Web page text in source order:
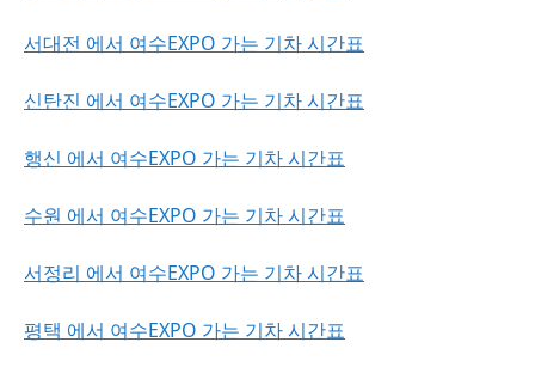
서대전 에서 여수EXPO 가는 기차 시간표
신탄진 에서 여수EXPO 가는 기차 시간표
행신 에서 여수EXPO 가는 기차 시간표
수원 에서 여수EXPO 가는 기차 시간표
서정리 에서 여수EXPO 가는 기차 시간표
평택 에서 여수EXPO 가는 기차 시간표